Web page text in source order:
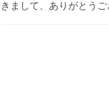
きまして、ありがとう